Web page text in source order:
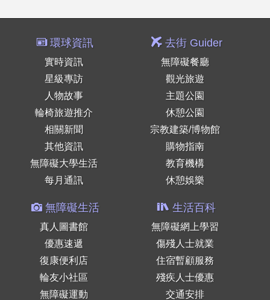
環球資訊
實時資訊
星級專訪
人物故事
輪椅旅遊推介
相關新聞
其他資訊
無障礙大學生活
每月通訊
去街 Guider
無障礙餐廳
觀光旅遊
主題公園
休憩公園
宗教建築/博物館
購物指南
教育機構
休憩娛樂
無障礙生活
真人圖書館
優惠速遞
復康便利店
輪友小社區
無障礙運動
生活百科
無障礙網上學習
傷殘人士就業
住宿暫顧服務
殘疾人士優惠
交通安排